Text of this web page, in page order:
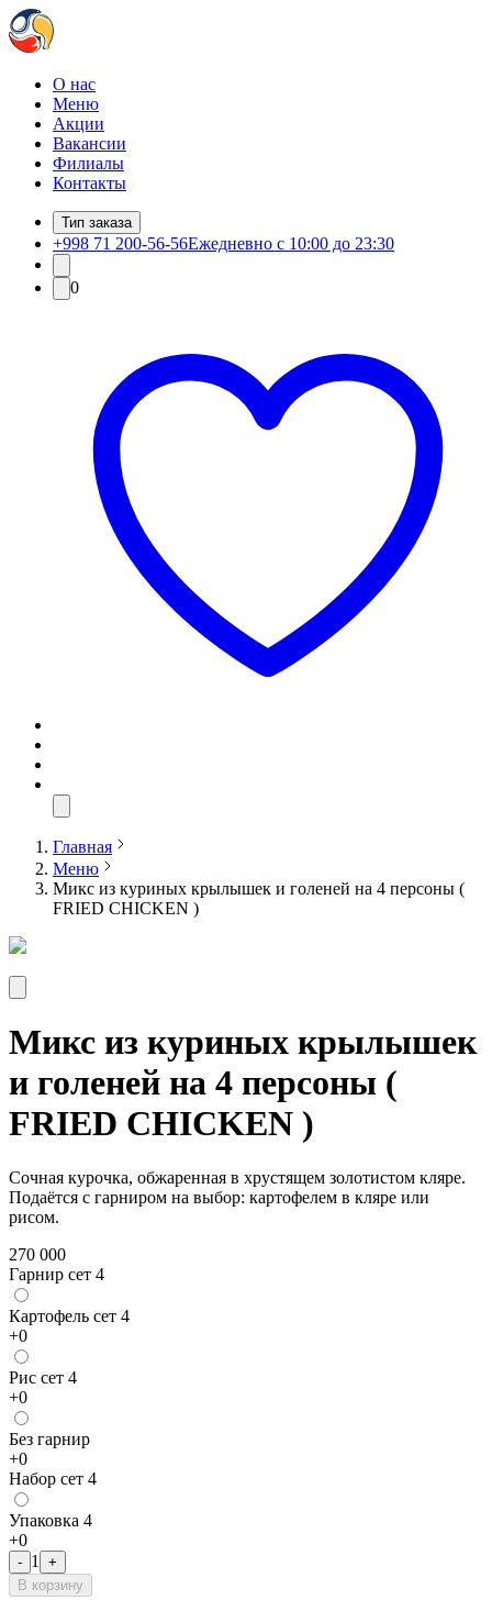
О нас
Меню
Акции
Вакансии
Филиалы
Контакты
Тип заказа
+998 71 200-56-56Ежедневно с 10:00 до 23:30
0
Главная
Меню
Микс из куриных крылышек и голеней на 4 персоны (
FRIED CHICKEN )
Микс из куриных крылышек
и голеней на 4 персоны (
FRIED CHICKEN )
Сочная курочка, обжаренная в хрустящем золотистом кляре.
Подаётся с гарниром на выбор: картофелем в кляре или
рисом.
270 000
Гарнир сет 4
Картофель сет 4
+0
Рис сет 4
+0
Без гарнир
+0
Набор сет 4
Упаковка 4
+0
- 1
+
В корзину